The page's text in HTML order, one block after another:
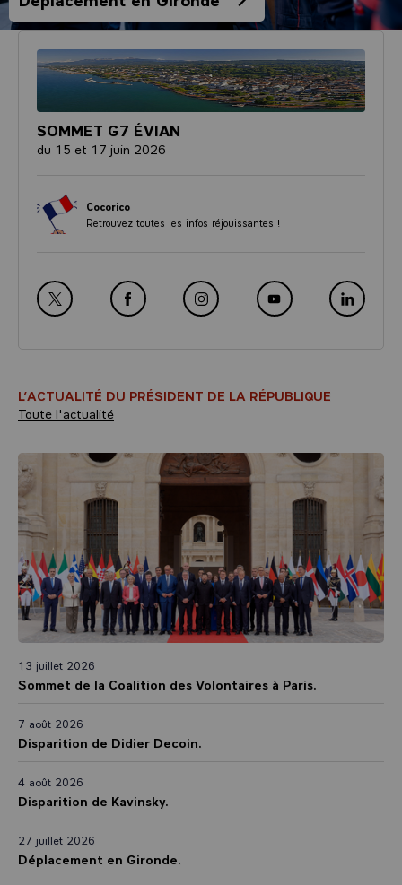
SOMMET G7 ÉVIAN
du 15 et 17 juin 2026
Cocorico
Retrouvez toutes les infos réjouissantes !
Nouvelle fenêtre : rejoignez-nous sur Twitter
Nouvelle fenêtre : rejoignez-nous sur Facebook
Nouvelle fenêtre : rejoignez-nous sur
Nouvelle fenêtre :Nouvelle
L’ACTUALITÉ DU PRÉSIDENT DE LA RÉPUBLIQUE
Toute l'actualité
13 juillet 2026
Sommet de la Coalition des Volontaires à Paris.
7 août 2026
Disparition de Didier Decoin.
4 août 2026
Disparition de Kavinsky.
27 juillet 2026
Déplacement en Gironde.